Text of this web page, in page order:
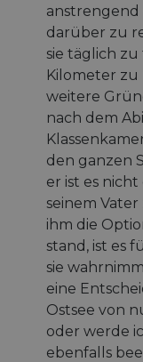
anstrengend
darüber zu
sie täglich
Kilometer zu
weitere
nach dem
den ganzen
er ist es
seinem Vater
ihm die
stand, ist es
sie
eine
Ostsee von
oder werde
ebenfalls